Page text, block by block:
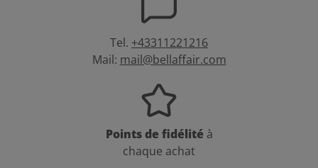
Tel. +43311221216
Mail: mail@bellaffair.com
Points de fidélité à
chaque achat